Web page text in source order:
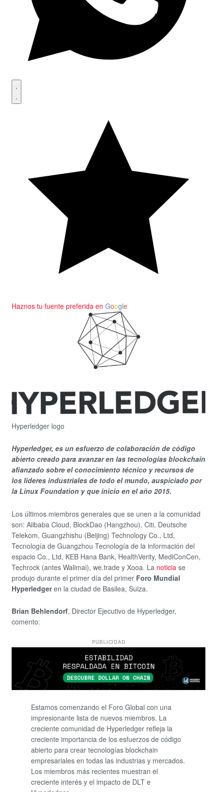
Haznos tu fuente preferida en Google
Hyperledger logo
Hyperledger, es un esfuerzo de colaboración de código
abierto creado para avanzar en las tecnologías blockchain
afianzado sobre el conocimiento técnico y recursos de
los lideres industriales de todo el mundo, auspiciado por
la Linux Foundation y que inicio en el año 2015.
Los últimos miembros generales que se unen a la comunidad
son: Alibaba Cloud, BlockDao (Hangzhou), Citi, Deutsche
Telekom, Guangzhishu (Beijing) Technology Co., Ltd,
Tecnología de Guangzhou Tecnología de la información del
espacio Co., Ltd, KEB Hana Bank, HealthVerity, MediConCen,
Techrock (antes Walimai), we.trade y Xooa. La noticia se
produjo durante el primer día del primer Foro Mundial
Hyperledgeren la ciudad de Basilea, Suiza.
Brian Behlendorf, Director Ejecutivo de Hyperledger,
comento:
PUBLICIDAD
Estamos comenzando el Foro Global con una
impresionante lista de nuevos miembros. La
creciente comunidad de Hyperledger refleja la
creciente importancia de los esfuerzos de código
abierto para crear tecnologías blockchain
empresariales en todas las industrias y mercados.
Los miembros más recientes muestran el
creciente interés y el impacto de DLT e